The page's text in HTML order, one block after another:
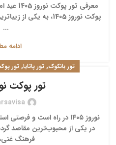
معرفی
پوکت نوروز 1405، به
...
ادامه
تور بانکوک, تور پاتایا, تور
تور پوکت نوروز
نوروز ۱۴۰۵ در راه است و
در یکی از محبوب‌ترین مقاصد
فرهنگ